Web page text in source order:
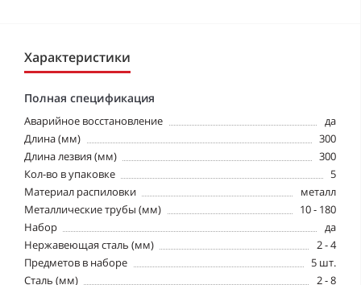
Характеристики
Полная спецификация
Аварийное восстановление
да
Длина (мм)
300
Длина лезвия (мм)
300
Кол-во в упаковке
5
Материал распиловки
металл
Металлические трубы (мм)
10 - 180
Набор
да
Нержавеющая сталь (мм)
2 - 4
Предметов в наборе
5 шт.
Сталь (мм)
2 - 8